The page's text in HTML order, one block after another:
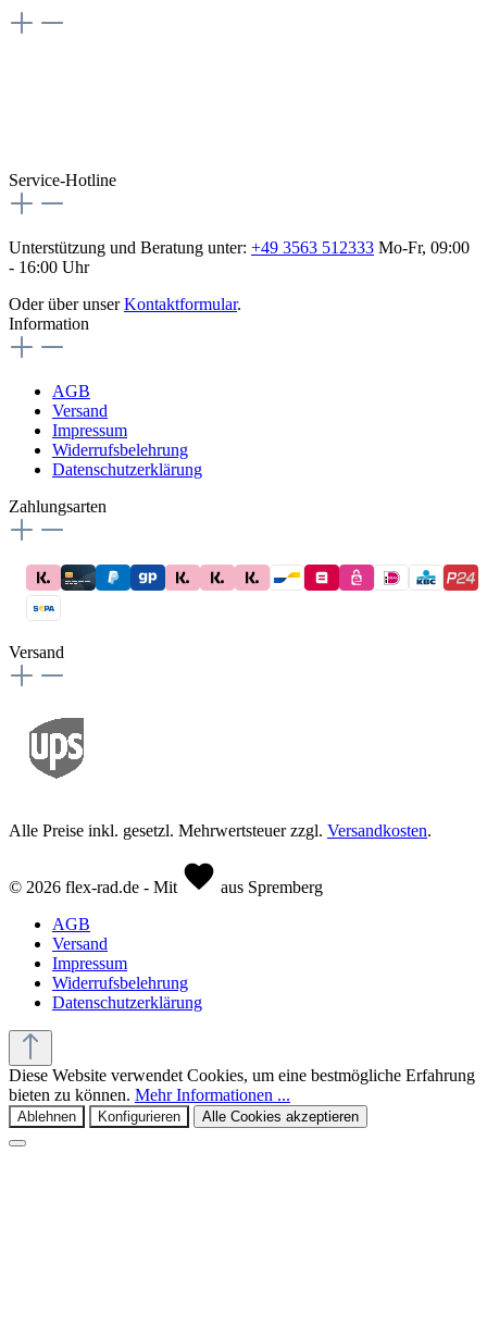
Service-Hotline
Unterstützung und Beratung unter: +49 3563 512333 Mo-Fr, 09:00
- 16:00 Uhr
Oder über unserKontaktformular.
Information
AGB
Versand
Impressum
Widerrufsbelehrung
Datenschutzerklärung
Zahlungsarten
Versand
Alle Preise inkl. gesetzl. Mehrwertsteuer zzgl. Versandkosten.
© 2026 flex-rad.de - Mit
aus Spremberg
AGB
Versand
Impressum
Widerrufsbelehrung
Datenschutzerklärung
Diese Website verwendet Cookies, um eine bestmögliche Erfahrung
bieten zu können. Mehr Informationen ...
Ablehnen Konfigurieren Alle Cookies akzeptieren